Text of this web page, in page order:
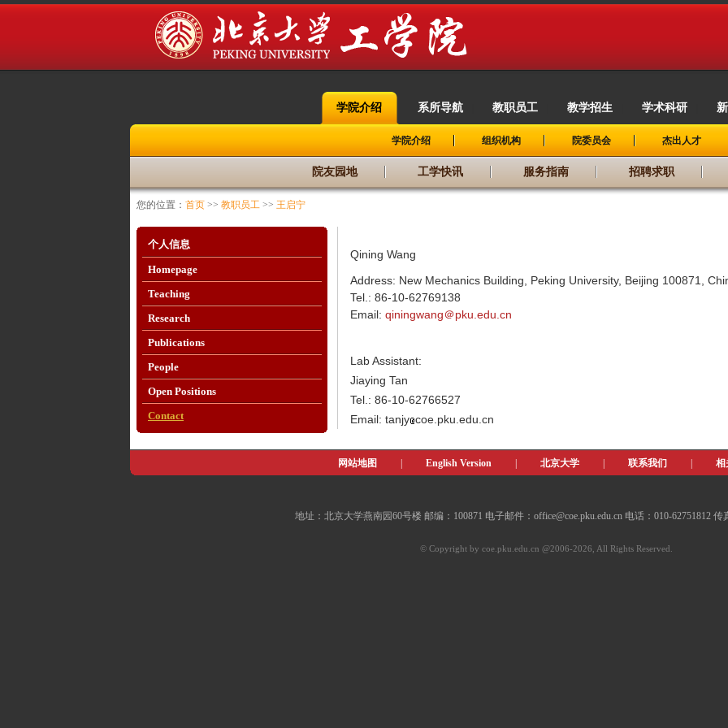
学院介绍 系所导航 教职员工 教学招生 学术科研
学院介绍 组织机构 院委员会 杰出人才
院友园地 工学快讯 服务指南 招聘求职
您的位置： 首页 >> 教职员工 >> 王启宁
个人信息
Homepage
Teaching
Research
Publications
People
Open Positions
Contact
Qining Wang
Address: New Mechanics Building, Peking University, Beijing 100871,
Tel.: 86-10-62769138
Email: qiningwang＠pku.edu.cn
Lab Assistant:
Jiaying Tan
Tel.: 86-10-62766527
Email: tanjy coe.pku.edu.cn
网站地图 English Version 北京大学 联系我们 相
地址：北京大学燕南园60号楼 邮编：100871 电子邮件：office@coe.pku.edu.cn 电话：010-62751812 传
© Copyright by coe.pku.edu.cn @2006-2026, All Rights Reserved.